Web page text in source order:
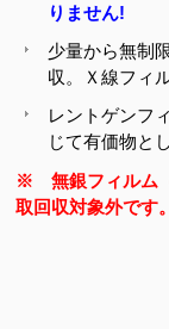
りません!
少量から無制
収。Ｘ線フィ
レントゲンフ
じて有価物と
※ 無銀フィルム
取回収対象外です。